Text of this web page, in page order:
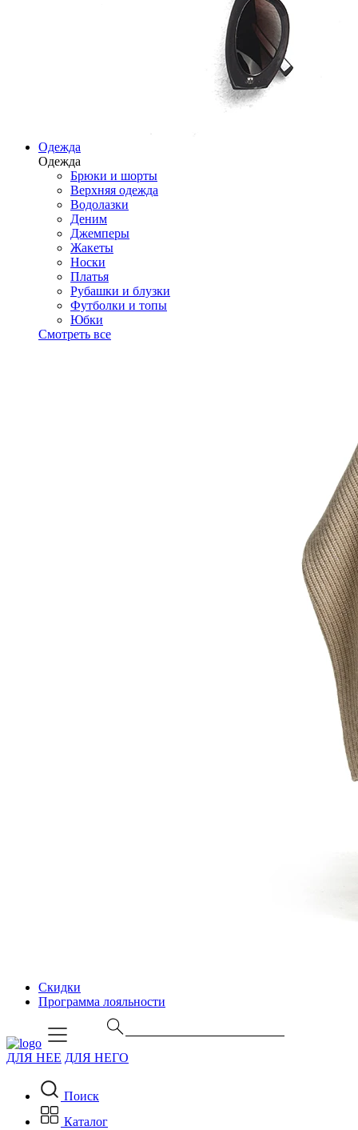
Одежда
Одежда
Брюки и шорты
Верхняя одежда
Водолазки
Деним
Джемперы
Жакеты
Носки
Платья
Рубашки и блузки
Футболки и топы
Юбки
Смотреть все
Скидки
Программа лояльности
ДЛЯ НЕЕ ДЛЯ НЕГО
Поиск
Каталог